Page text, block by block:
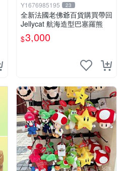
Y1676985195 23
全新法國老佛爺百貨購買帶回
Jellycat 航海造型巴塞羅熊
$3,000